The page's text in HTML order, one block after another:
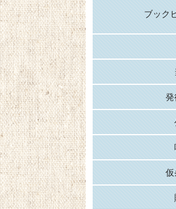
ブック
発
仮